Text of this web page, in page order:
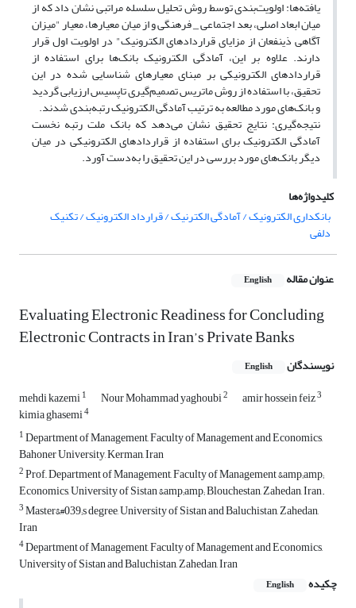
یافتهها: اولویتبندی توسط روش تحلیل سلسله مراتبی نشان داد که از
میان ابعاد اصلی، بعد اجتماعی _ فرهنگی و از میان معیارها، معیار "میزان
آگاهی ذینفعان از مزایای قراردادهای الکترونیک" در اولویت اول قرار
دارند. علاوه بر این، آمادگی الکترونیک بانکها برای استفاده از
قراردادهای الکترونیکی بر مبنای معیارهای شناسایی شده در این
تحقیق، با استفاده از روش ماتریس تصمیمگیری تاپسیس ارزیابی گردید
و بانکهای مورد مطالعه به ترتیب آمادگی الکترونیک رتبهبندی شدند.
نتیجهگیری: نتایج تحقیق نشان میدهد که بانک ملت رتبه نخست
آمادگی الکترونیک برای استفاده از قراردادهای الکترونیکی در میان
دیگر بانکهای مورد بررسی در این تحقیق را بهدست آورد.
کلیدواژه‌ها
بانکداری الکترونیک / آمادگی الکترنیک / قرارداد الکترونیک / تکنیک
دلفی
عنوان مقاله English
Evaluating Electronic Readiness for Concluding
Electronic Contracts in Iran’s Private Banks
نویسندگان English
mehdi kazemi1 Nour Mohammad yaghoubi2 amir hossein feiz3
kimia ghasemi4
1Department of Management, Faculty of Management and Economics,
Bahoner University, Kerman, Iran
2Prof,, Department of Management, Faculty of Management &amp;amp;
Economics, University of Sistan &amp;amp; Blouchestan, Zahedan, Iran.
3Master&#039;s degree, University of Sistan and Baluchistan, Zahedan,
Iran
4Department of Management, Faculty of Management and Economics,
University of Sistan and Baluchistan, Zahedan, Iran
چکیده
English